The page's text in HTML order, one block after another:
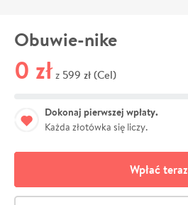
Obuwie-nike
0 zł z 599 zł (Cel)
Dokonaj pierwszej wpłaty.
Każda złotówka się liczy.
Wpłać teraz